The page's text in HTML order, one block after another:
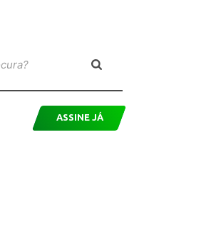
ASSINE JÁ